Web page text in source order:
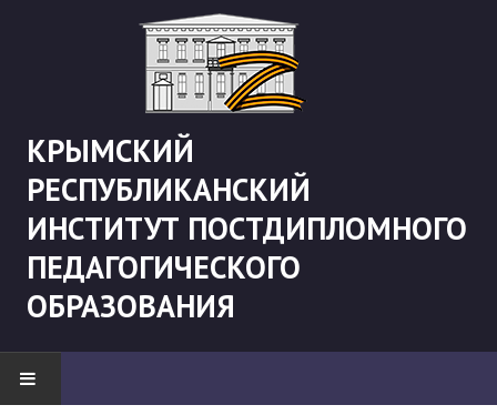
КРЫМСКИЙ
РЕСПУБЛИКАНСКИЙ
ИНСТИТУТ ПОСТДИПЛОМНОГО
ПЕДАГОГИЧЕСКОГО
ОБРАЗОВАНИЯ